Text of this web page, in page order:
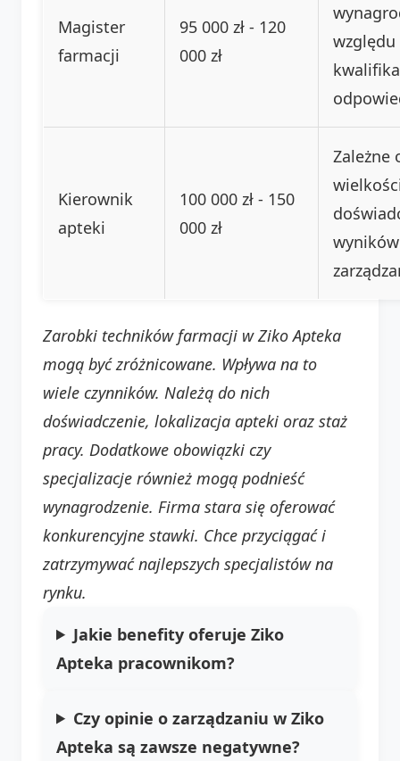
Magister
farmacji
95 000 zł - 120
000 zł
względu
Kierownik
apteki
100 000 zł - 150
000 zł
Zależne
wyników
Zarobki techników farmacji w Ziko Apteka
mogą być zróżnicowane. Wpływa na to
wiele czynników. Należą do nich
doświadczenie, lokalizacja apteki oraz staż
pracy. Dodatkowe obowiązki czy
specjalizacje również mogą podnieść
wynagrodzenie. Firma stara się oferować
konkurencyjne stawki. Chce przyciągać i
zatrzymywać najlepszych specjalistów na
rynku.
Jakie benefity oferuje Ziko
Apteka pracownikom?
Czy opinie o zarządzaniu w Ziko
Apteka są zawsze negatywne?